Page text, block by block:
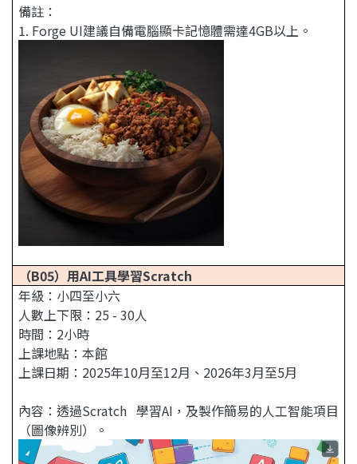
備註：
1. Forge UI建議自備電腦顯卡記憶體需達4GB以上。
（B05）用AI工具學習Scratch
年級：小四至小六
人數上下限：25 - 30人
時間：2小時
上課地點：本館
上課日期：2025年10月至12月、2026年3月至5月
內容：透過Scratch 學習AI，及製作簡易的人工智能項目
（圖像辨別）。